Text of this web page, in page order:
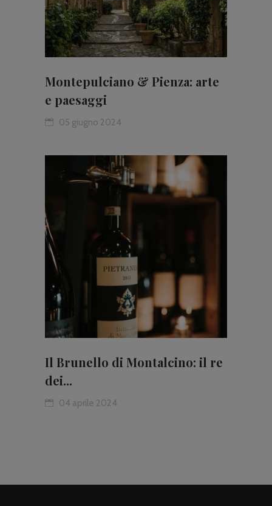
Montepulciano & Pienza: arte
e paesaggi
05 giugno 2024
Il Brunello di Montalcino: il re
dei...
04 aprile 2024